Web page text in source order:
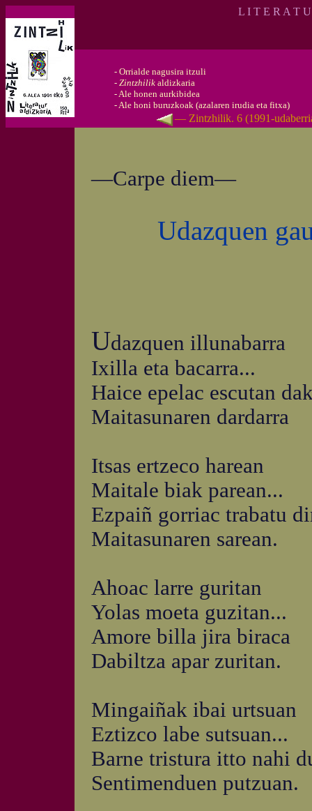
L I T E R A T
- Orrialde nagusira itzuli
- Zintzhilik aldizkaria
-Ale honen aurkibidea
-Ale honi buruzkoak (azalaren irudia eta fitxa)
— Zintzhilik. 6 (1991-
—Carpe diem—
Udazquen
Udazquen illunabarra
Ixilla eta bacarra...
Haice epelac escutan
Maitasunaren dardarra
Itsas ertzeco harean
Maitale biak parean...
Ezpaiñ gorriac trabatu
Maitasunaren sarean.
Ahoac larre guritan
Yolas moeta guzitan...
Amore billa jira biraca
Dabiltza apar zuritan.
Mingaiñak ibai urtsuan
Eztizco labe sutsuan...
Barne tristura itto nahi
Sentimenduen putzuan.